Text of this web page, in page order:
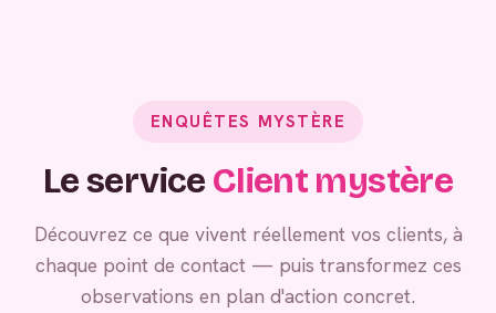
ENQUÊTES MYSTÈRE
Le service Client mystère
Découvrez ce que vivent réellement vos clients, à
chaque point de contact — puis transformez ces
observations en plan d'action concret.